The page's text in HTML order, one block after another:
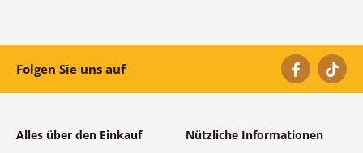
Folgen Sie uns auf
Alles über den Einkauf Nützliche Informationen